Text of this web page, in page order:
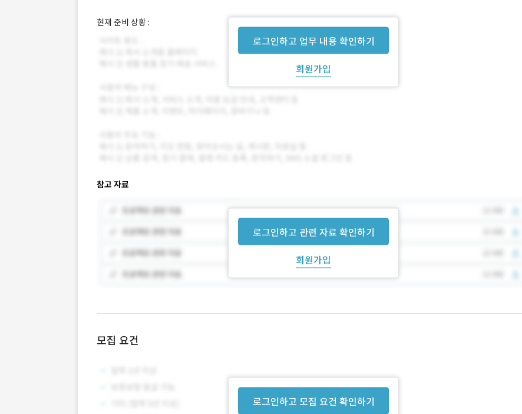
로그인하고 업무 내용 확인하기
회원가입
현재 준비 상황 :
참고 자료
로그인하고 관련 자료 확인하기
회원가입
모집 요건
로그인하고 모집 요건 확인하기